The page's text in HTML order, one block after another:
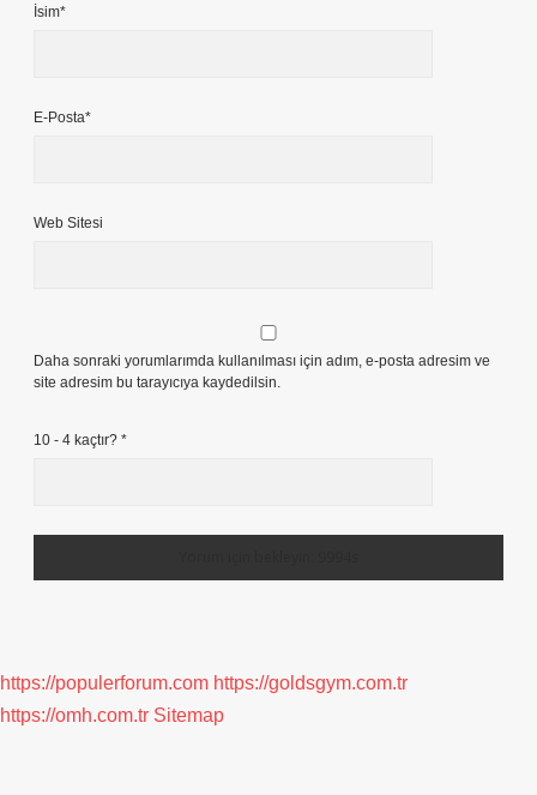
İsim*
E-Posta*
Web Sitesi
Daha sonraki yorumlarımda kullanılması için adım, e-posta adresim ve
site adresim bu tarayıcıya kaydedilsin.
10 - 4 kaçtır? *
https://populerforum.com https://goldsgym.com.tr
https://omh.com.tr Sitemap